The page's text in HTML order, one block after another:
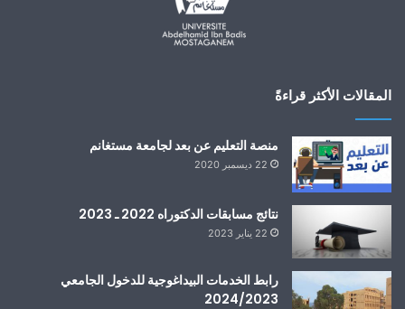
المقالات الأكثر قراءةً
منصة التعليم عن بعد لجامعة مستغانم
22 ديسمبر 2020
نتائج مسابقات الدكتوراه 2022 ـ 2023
22 يناير 2023
رابط الخدمات البيداغوجية للدخول الجامعي
2024/2023